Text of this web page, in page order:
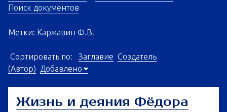
Поиск документов
Метки: Каржавин Ф.В.
Сортировать по: Заглавие Создатель
(Автор)
Добавлено
Жизнь и деяния Фёдора